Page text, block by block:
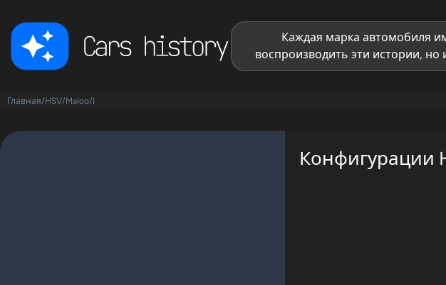
Каждая марка автомобиля
воспроизводить эти истории,
Главная/HSV/Maloo/I
Конфигурации